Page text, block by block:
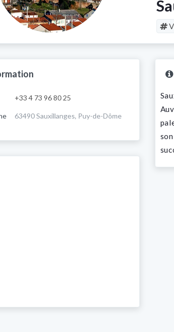
+33 4 73 96 80 25
63490 Sauxillanges, Puy-de-Dôme